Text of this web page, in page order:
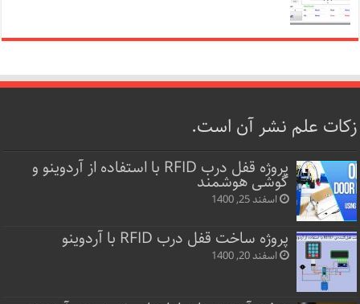
زکات علم نشر آن است.
پروژه قفل‌ درب RFID با استفاده از آردوینو و
گوشی هوشمند
اسفند 25, 1400
پروژه ساخت قفل‌ درب RFID با آردوینو
اسفند 20, 1400